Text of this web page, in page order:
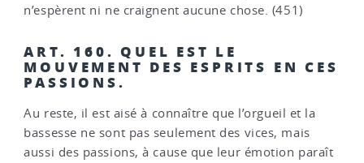
n’espèrent ni ne craignent aucune chose. (451)
ART. 160. QUEL EST LE
MOUVEMENT DES ESPRITS EN CES
PASSIONS.
Au reste, il est aisé à connaître que l’orgueil et la
bassesse ne sont pas seulement des vices, mais
aussi des passions, à cause que leur émotion paraît